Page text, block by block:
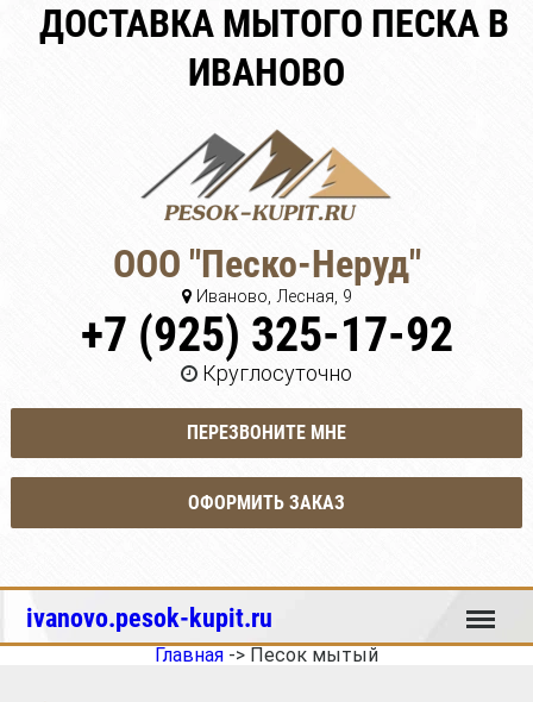
ДОСТАВКА МЫТОГО ПЕСКА В
ИВАНОВО
ООО "Песко-Неруд"
Иваново, Лесная, 9
+7 (925) 325-17-92
Круглосуточно
ПЕРЕЗВОНИТЕ МНЕ
ОФОРМИТЬ ЗАКАЗ
ivanovo.pesok-kupit.ru Меню
Главная -> Песок мытый